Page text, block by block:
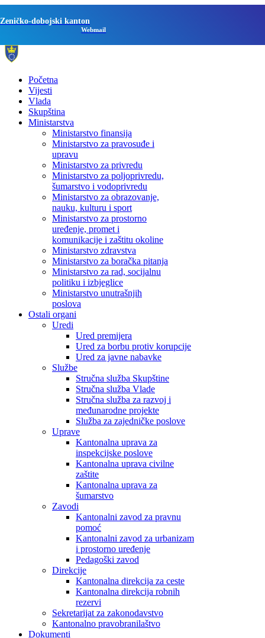
Zeničko-dobojski kanton
Webmail
Početna
Vijesti
Vlada
Skupština
Ministarstva
Ministarstvo finansija
Ministarstvo za pravosuđe i
upravu
Ministarstvo za privredu
Ministarstvo za poljoprivredu,
šumarstvo i vodoprivredu
Ministarstvo za obrazovanje,
nauku, kulturu i sport
Ministarstvo za prostorno
uređenje, promet i
komunikacije i zaštitu okoline
Ministarstvo zdravstva
Ministarstvo za boračka pitanja
Ministarstvo za rad, socijalnu
politiku i izbjeglice
Ministarstvo unutrašnjih
poslova
Ostali organi
Uredi
Ured premijera
Ured za borbu protiv korupcije
Ured za javne nabavke
Službe
Stručna služba Skupštine
Stručna služba Vlade
Stručna služba za razvoj i
međunarodne projekte
Služba za zajedničke poslove
Uprave
Kantonalna uprava za
inspekcijske poslove
Kantonalna uprava civilne
zaštite
Kantonalna uprava za
šumarstvo
Zavodi
Kantonalni zavod za pravnu
pomoć
Kantonalni zavod za urbanizam
i prostorno uređenje
Pedagoški zavod
Direkcije
Kantonalna direkcija za ceste
Kantonalna direkcija robnih
rezervi
Sekretarijat za zakonodavstvo
Kantonalno pravobranilaštvo
Dokumenti